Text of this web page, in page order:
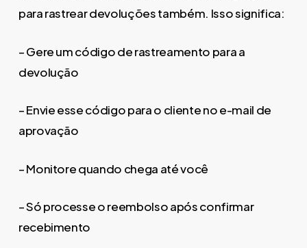
para rastrear devoluções também. Isso significa:
– Gere um código de rastreamento para a
devolução
– Envie esse código para o cliente no e-mail de
aprovação
– Monitore quando chega até você
– Só processe o reembolso após confirmar
recebimento